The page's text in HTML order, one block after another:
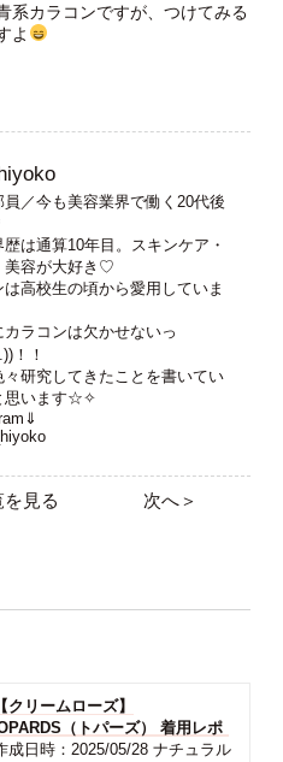
系カラコンですが、つけてみる
よ
員／今も美容業界で働く20代後
は通算10年目。スキンケア・
美容が大好き♡
は高校生の頃から愛用していま
カラコンは欠かせないっ
！！
々研究してきたことを書いてい
思います☆✧
を見る 次へ＞
【クリームローズ】
（トパーズ） 着用レポ
成日時：2025/05/28 ナチュラル